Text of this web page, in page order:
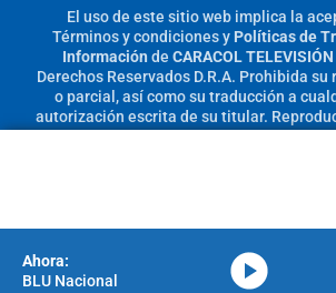
El uso de este sitio web implica la
Términos y condicionesy Políticas de
Información de CARACOL
Derechos Reservados D.R.A. Prohibida su
o parcial, así como su traducción a
autorización escrita de su titular.
BLU Nacional